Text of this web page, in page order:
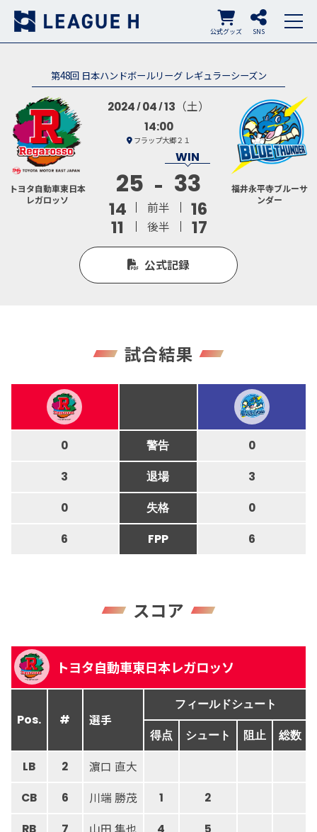
SNS
公式グッズ
第48回 日本ハンドボールリーグ レギュラーシーズン
トヨタ自動車東日本
レガロッソ
2024 04 13 （土）
14:00
フラップ大郷２１
25 33
14 前半
16
11
後半 17
福井永平寺ブルーサ
ンダー
公式記録
試合結果
0 警告 0
3 退場 3
0 失格 0
6 FPP 6
スコア
トヨタ自動車東日本レガロッソ
Pos. # 選手
フィールドシュート
得点 シュート 阻止 総数
LB 2 濵口 直大
CB 6 川端 勝茂 1 2
RB 7 4 5